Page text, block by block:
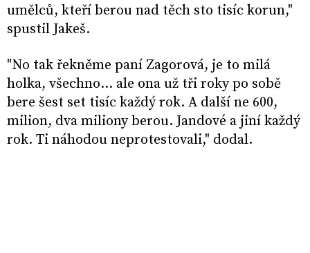
umělců, kteří berou nad těch sto tisíc korun,"
spustil Jakeš.
"No tak řekněme paní Zagorová, je to milá
holka, všechno… ale ona už tři roky po sobě
bere šest set tisíc každý rok. A další ne 600,
milion, dva miliony berou. Jandové a jiní každý
rok. Ti náhodou neprotestovali," dodal.